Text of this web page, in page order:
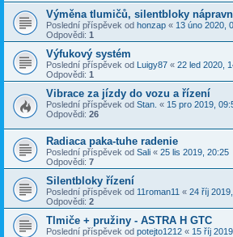
Výměna tlumičů, silentbloky
Poslední příspěvek od honzap « 13 úno 2020,
Odpovědi: 1
Výfukový systém
Poslední příspěvek od Luigy87 « 22 led 2020,
Odpovědi: 1
Vibrace za jízdy do vozu a řízení
Poslední příspěvek od Stan. « 15 pro 2019,
Odpovědi: 26
Radiaca paka-tuhe radenie
Poslední příspěvek od Sali « 25 lis 2019, 20:25
Odpovědi: 7
Silentbloky řízení
Poslední příspěvek od 11roman11 « 24 říj
Odpovědi: 2
Tlmiče + pružiny - ASTRA H GTC
Poslední příspěvek od potejto1212 « 15 říj